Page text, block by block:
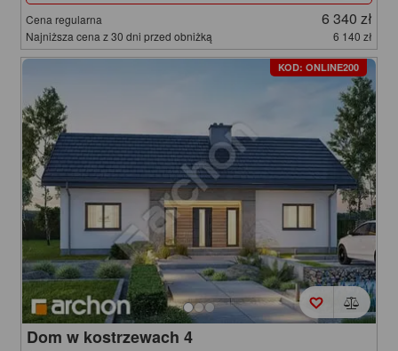
Cena regularna 6 340 zł
Najniższa cena z 30 dni przed obniżką 6 140 zł
KOD: ONLINE200
Dom w kostrzewach 4